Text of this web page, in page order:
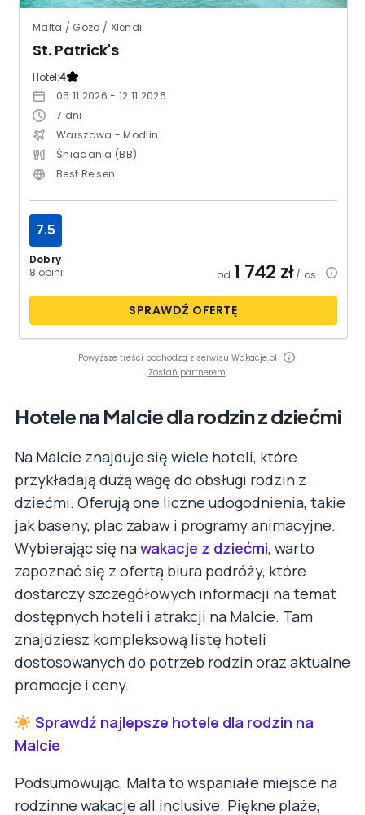
Malta / Gozo / Xlendi
St. Patrick's
Hotel:4
05.11.2026 - 12.11.2026
7 dni
Warszawa - Modlin
Śniadania (BB)
Best Reisen
Dobry
8 opinii
7.5
od 1 742 zł/ os.
SPRAWDŹ OFERTĘ
Powyższe treści pochodzą z serwisu Wakacje.pl
Zostań partnerem
Hotele na Malcie dla rodzin z dziećmi
Na Malcie znajduje się wiele hoteli, które
przykładają dużą wagę do obsługi rodzin z
dziećmi. Oferują one liczne udogodnienia, takie
jak baseny, plac zabaw i programy animacyjne.
Wybierając się nawakacje z dziećmi, warto
zapoznać się z ofertą biura podróży, które
dostarczy szczegółowych informacji na temat
dostępnych hoteli i atrakcji na Malcie. Tam
znajdziesz kompleksową listę hoteli
dostosowanych do potrzeb rodzin oraz aktualne
promocje i ceny.
Sprawdź najlepsze hotele dla rodzin na
Malcie
Podsumowując, Malta to wspaniałe miejsce na
rodzinne wakacje all inclusive. Piękne plaże,